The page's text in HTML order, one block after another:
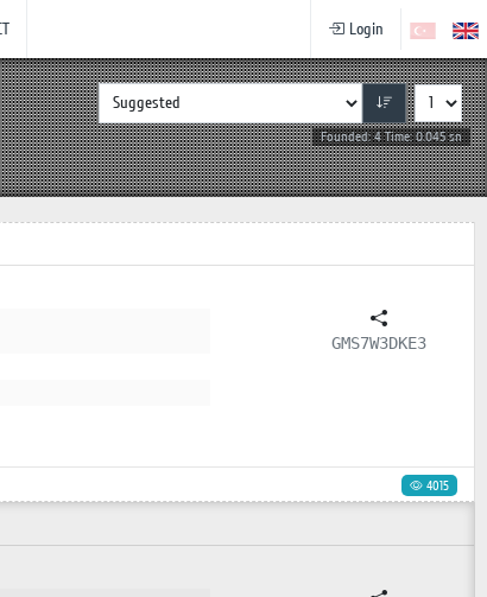
Login
Founded: 4 Time: 0.045 sn
GMS7W3DKE3
4015